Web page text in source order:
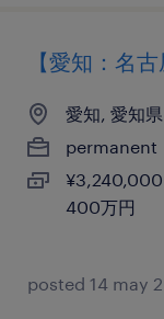
【愛知：名
愛知, 愛知県
permanent
400万円
posted 14 may